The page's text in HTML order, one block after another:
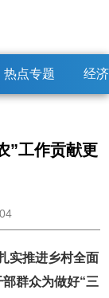
热点专题 经
”工作贡献更
实推进乡村全面
群众为做好“三